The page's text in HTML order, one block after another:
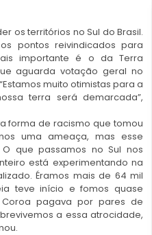
os territórios no Sul do Brasil.
pontos reivindicados para
importante é o da Terra
aguarda votação geral no
muito otimistas para a
terra será demarcada”,
forma de racismo que tomou
uma ameaça, mas esse
que passamos no Sul nos
está experimentando na
Éramos mais de 64 mil
teve início e fomos quase
pagava por pares de
a essa atrocidade,